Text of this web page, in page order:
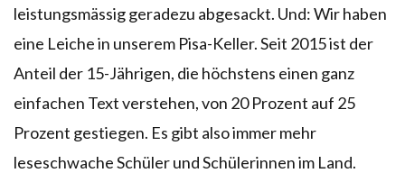
leistungsmässig geradezu abgesackt. Und: Wir haben
eine Leiche in unserem Pisa-Keller. Seit 2015 ist der
Anteil der 15-Jährigen, die höchstens einen ganz
einfachen Text verstehen, von 20 Prozent auf 25
Prozent gestiegen. Es gibt also immer mehr
leseschwache Schüler und Schülerinnen im Land.